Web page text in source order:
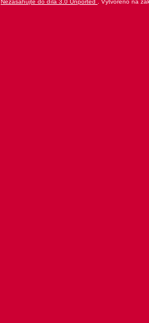
Nezasahujte do díla 3.0 Unported . Vytvořeno na